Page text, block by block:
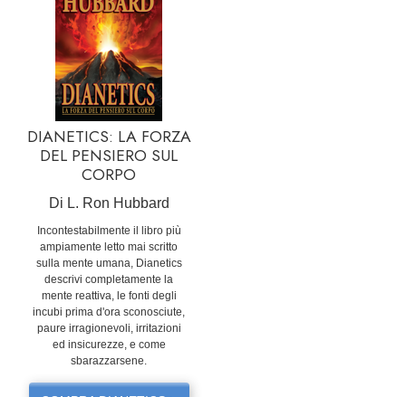
DIANETICS: LA FORZA
DEL PENSIERO SUL
CORPO
Di L. Ron Hubbard
Incontestabilmente il libro più
ampiamente letto mai scritto
sulla mente umana, Dianetics
descrivi completamente la
mente reattiva, le fonti degli
incubi prima d'ora sconosciute,
paure irragionevoli, irritazioni
ed insicurezze, e come
sbarazzarsene.